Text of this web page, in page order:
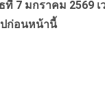
7 มกราคม 2569 เ
ก่อนหน้านี้